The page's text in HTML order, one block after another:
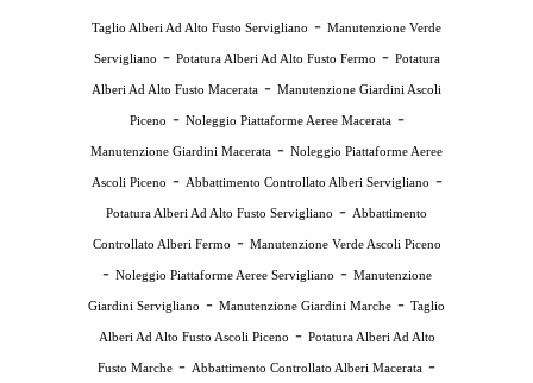
Taglio Alberi Ad Alto Fusto Servigliano - Manutenzione Verde
Servigliano - Potatura Alberi Ad Alto Fusto Fermo - Potatura
Alberi Ad Alto Fusto Macerata - Manutenzione Giardini Ascoli
Piceno - Noleggio Piattaforme Aeree Macerata-
Manutenzione Giardini Macerata - Noleggio Piattaforme Aeree
Ascoli Piceno - Abbattimento Controllato Alberi Servigliano -
Potatura Alberi Ad Alto Fusto Servigliano - Abbattimento
Controllato Alberi Fermo - Manutenzione Verde Ascoli Piceno
- Noleggio Piattaforme Aeree Servigliano - Manutenzione
Giardini Servigliano - Manutenzione Giardini Marche - Taglio
Alberi Ad Alto Fusto Ascoli Piceno - Potatura Alberi Ad Alto
Fusto Marche - Abbattimento Controllato Alberi Macerata -